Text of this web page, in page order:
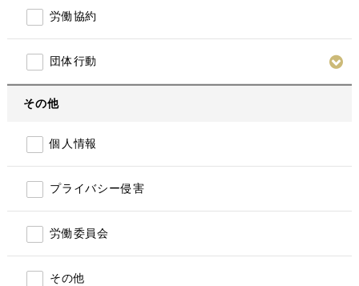
労働協約
団体行動
その他
個人情報
プライバシー侵害
労働委員会
その他